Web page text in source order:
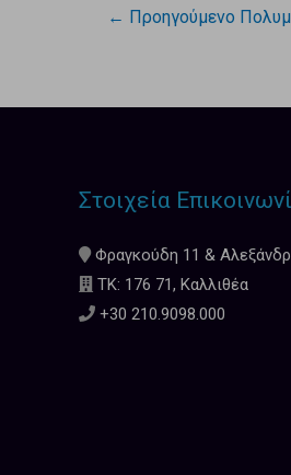
← Προηγούμενο
Στοιχεία
Φραγκούδη 11 &
ΤΚ: 176 71, Καλλιθέα
+30 210.9098.000